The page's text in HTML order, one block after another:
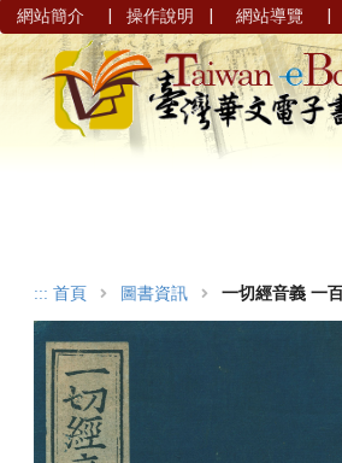
網站簡介 | 操作說明 | 網站導覽 |
::: 首頁 圖書資訊 一切經音義 一